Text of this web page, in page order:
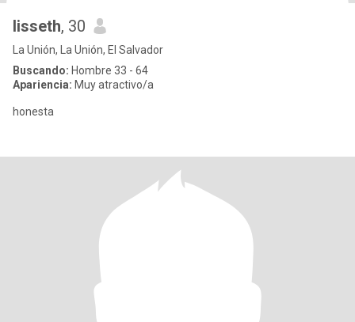
lisseth, 30
La Unión, La Unión, El Salvador
Buscando: Hombre 33 - 64
Apariencia: Muy atractivo/a
honesta